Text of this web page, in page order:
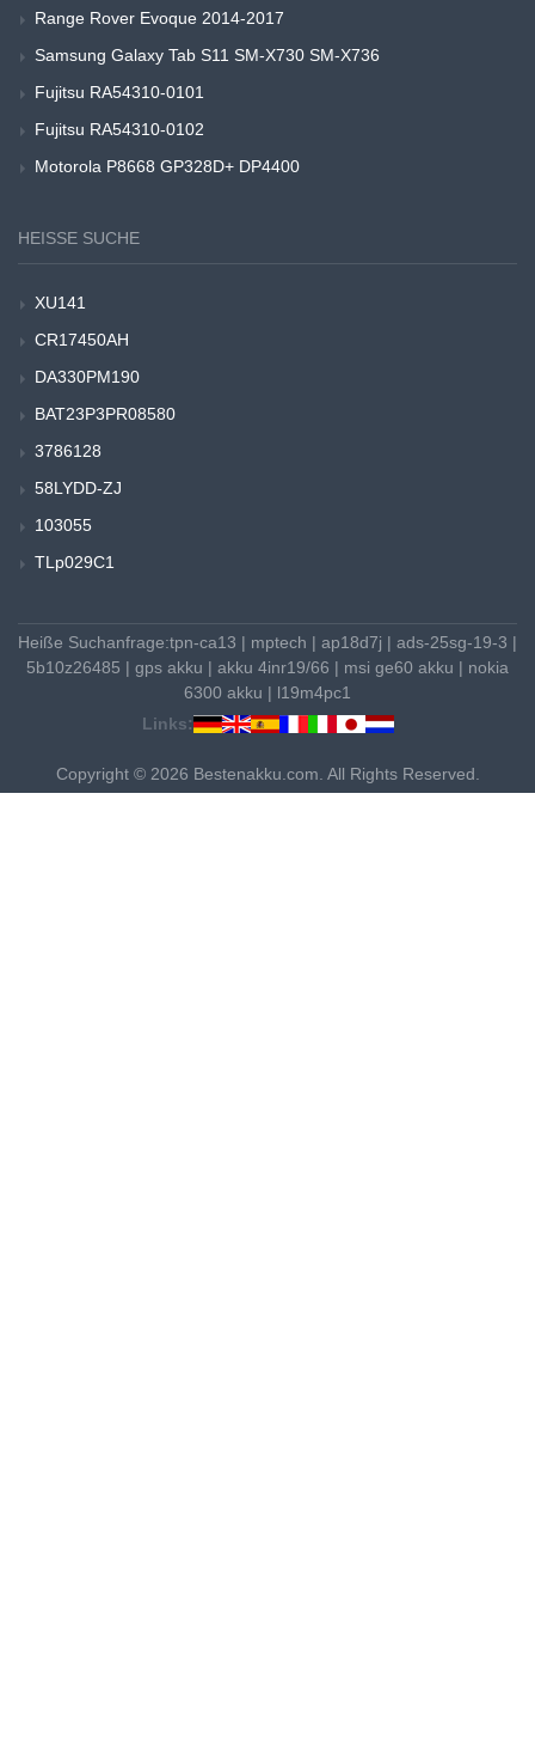
Range Rover Evoque 2014-2017
Samsung Galaxy Tab S11 SM-X730 SM-X736
Fujitsu RA54310-0101
Fujitsu RA54310-0102
Motorola P8668 GP328D+ DP4400
HEISSE SUCHE
XU141
CR17450AH
DA330PM190
BAT23P3PR08580
3786128
58LYDD-ZJ
103055
TLp029C1
Heiße Suchanfrage:tpn-ca13 | mptech | ap18d7j | ads-25sg-19-3 |
5b10z26485 | gps akku | akku 4inr19/66 | msi ge60 akku | nokia
6300 akku | l19m4pc1
Links:
Copyright © 2026 Bestenakku.com. All Rights Reserved.